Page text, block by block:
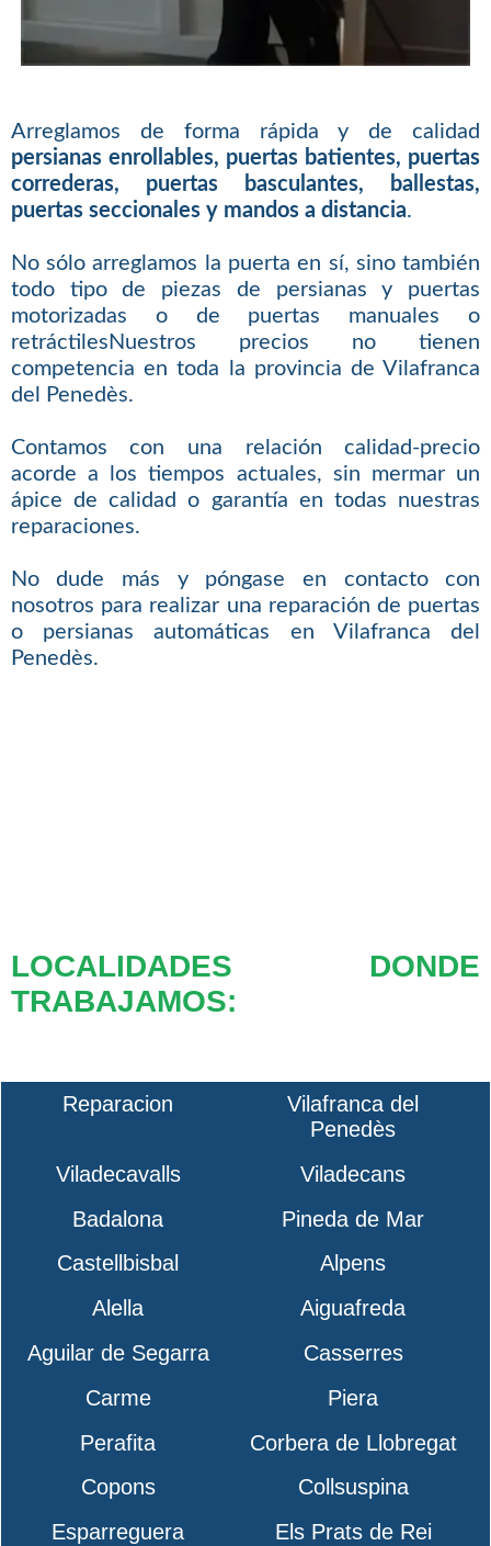
Arreglamos de forma rápida y de calidad
persianas enrollables, puertas batientes, puertas
correderas, puertas basculantes, ballestas,
puertas seccionales y mandos a distancia.
No sólo arreglamos la puerta en sí, sino también
todo tipo de piezas de persianas y puertas
motorizadas o de puertas manuales o
retráctilesNuestros precios no tienen
competencia en toda la provincia de Vilafranca
del Penedès.
Contamos con una relación calidad-precio
acorde a los tiempos actuales, sin mermar un
ápice de calidad o garantía en todas nuestras
reparaciones.
No dude más y póngase en contacto con
nosotros para realizar una reparación de puertas
o persianas automáticas en Vilafranca del
Penedès.
LOCALIDADES DONDE
TRABAJAMOS:
Reparacion
Vilafranca del
Penedès
Viladecavalls
Viladecans
Badalona
Pineda de Mar
Castellbisbal
Alpens
Alella
Aiguafreda
Aguilar de Segarra
Casserres
Carme
Piera
Perafita
Corbera de Llobregat
Copons
Collsuspina
Esparreguera
Els Prats de Rei